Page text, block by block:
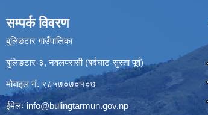
सम्पर्क विवरण
बुलिङटार गाउँपालिका
बुलिङटार-३, नवलपरासी (बर्दघाट-सुस्ता पूर्व)
मोबाइल नं. ९८५७०७०१०७
ईमेलः info@bulingtarmun.gov.np